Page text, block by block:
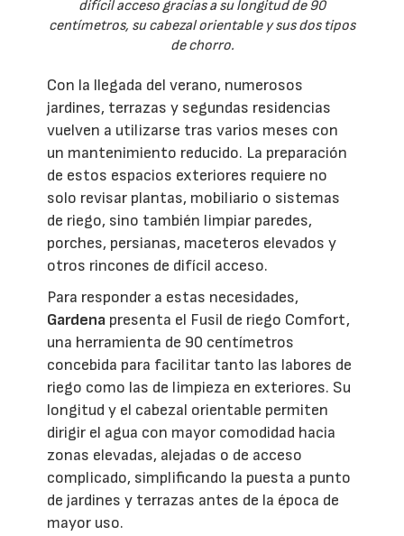
difícil acceso gracias a su longitud de 90
centímetros, su cabezal orientable y sus dos tipos
de chorro.
Con la llegada del verano, numerosos
jardines, terrazas y segundas residencias
vuelven a utilizarse tras varios meses con
un mantenimiento reducido. La preparación
de estos espacios exteriores requiere no
solo revisar plantas, mobiliario o sistemas
de riego, sino también limpiar paredes,
porches, persianas, maceteros elevados y
otros rincones de difícil acceso.
Para responder a estas necesidades,
Gardena presenta el Fusil de riego Comfort,
una herramienta de 90 centímetros
concebida para facilitar tanto las labores de
riego como las de limpieza en exteriores. Su
longitud y el cabezal orientable permiten
dirigir el agua con mayor comodidad hacia
zonas elevadas, alejadas o de acceso
complicado, simplificando la puesta a punto
de jardines y terrazas antes de la época de
mayor uso.